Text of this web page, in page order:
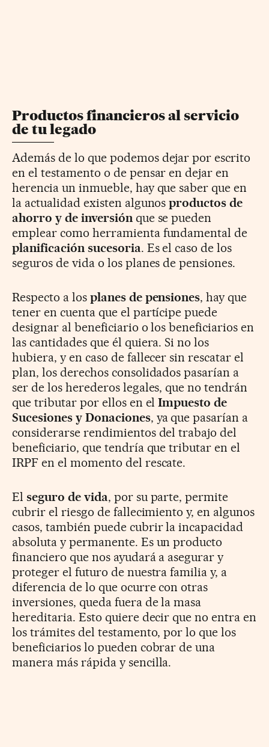
Productos financieros al servicio
de tu legado
Además de lo que podemos dejar por escrito
en el testamento o de pensar en dejar en
herencia un inmueble, hay que saber que en
la actualidad existen algunosproductos de
ahorro y de inversiónque se pueden
emplear como herramienta fundamental de
planificación sucesoria. Es el caso de los
seguros de vida o los planes de pensiones.
Respecto a los planes de pensiones, hay que
tener en cuenta que el partícipe puede
designar al beneficiario o los beneficiarios en
las cantidades que él quiera. Si no los
hubiera, y en caso de fallecer sin rescatar el
plan, los derechos consolidados pasarían a
ser de los herederos legales, que no tendrán
que tributar por ellos en elImpuesto de
Sucesiones y Donaciones, ya que pasarían a
considerarse rendimientos del trabajo del
beneficiario, que tendría que tributar en el
IRPF en el momento del rescate.
El seguro de vida, por su parte, permite
cubrir el riesgo de fallecimiento y, en algunos
casos, también puede cubrir la incapacidad
absoluta y permanente. Es un producto
financiero que nos ayudará a asegurar y
proteger el futuro de nuestra familia y, a
diferencia de lo que ocurre con otras
inversiones, queda fuera de la masa
hereditaria. Esto quiere decir que no entra en
los trámites del testamento, por lo que los
beneficiarios lo pueden cobrar de una
manera más rápida y sencilla.